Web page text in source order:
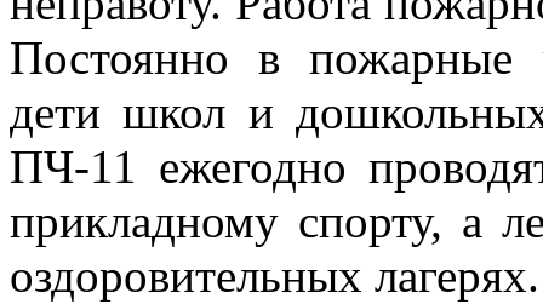
Постоянно в пожарные
дети школ и
ПЧ-11 ежегодно
прикладному спорту, а
оздоровительных лагерях.